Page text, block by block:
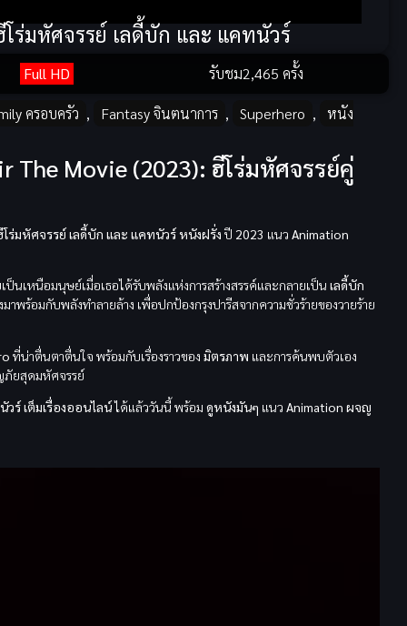
ร่มหัศจรรย์ เลดี้บัก และ แคทนัวร์
Full HD รับชม2,465 ครั้ง
ครอบครัว , Fantasy จินตนาการ , Superhero , หนัง
The Movie (2023): ฮีโร่มหัศจรรย์คู่
โร่มหัศจรรย์ เลดี้บัก และ แคทนัวร์หนังฝรั่ง ปี 2023 แนว Animation
นเหนือมนุษย์เมื่อเธอได้รับพลังแห่งการสร้างสรรค์และกลายเป็น เลดี้บัก
าพร้อมกับพลังทำลายล้าง เพื่อปกป้องกรุงปารีสจากความชั่วร้ายของวายร้าย
ที่น่าตื่นตาตื่นใจ พร้อมกับเรื่องราวของ มิตรภาพ และการค้นพบตัวเอง
ยสุดมหัศจรรย์
ร์ เต็มเรื่องออนไลน์ได้แล้ววันนี้ พร้อม ดูหนังมันๆ แนว Animation ผจญ